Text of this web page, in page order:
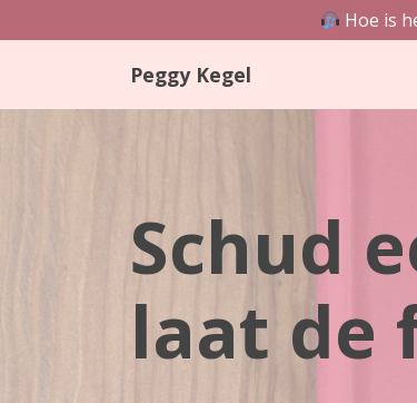
Hoe is
content
Peggy Kegel
Schud
laat de